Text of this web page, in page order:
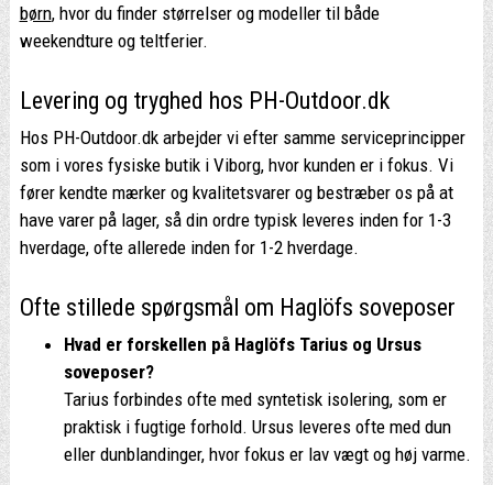
børn, hvor du finder størrelser og modeller til både
weekendture og teltferier.
Levering og tryghed hos PH-Outdoor.dk
Hos PH-Outdoor.dk arbejder vi efter samme serviceprincipper
som i vores fysiske butik i Viborg, hvor kunden er i fokus. Vi
fører kendte mærker og kvalitetsvarer og bestræber os på at
have varer på lager, så din ordre typisk leveres inden for 1-3
hverdage, ofte allerede inden for 1-2 hverdage.
Ofte stillede spørgsmål om Haglöfs soveposer
Hvad er forskellen på Haglöfs Tarius og Ursus
soveposer?
Tarius forbindes ofte med syntetisk isolering, som er
praktisk i fugtige forhold. Ursus leveres ofte med dun
eller dunblandinger, hvor fokus er lav vægt og høj varme.